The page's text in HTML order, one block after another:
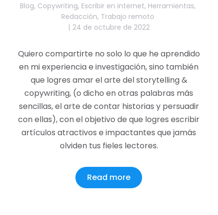
Blog, Copywriting, Escribir en internet, Herramientas,
Redacción, Trabajo remoto
24 de octubre de 2022
Quiero compartirte no solo lo que he aprendido
en mi experiencia e investigación, sino también
que logres amar el arte del storytelling &
copywriting, (o dicho en otras palabras más
sencillas, el arte de contar historias y persuadir
con ellas), con el objetivo de que logres escribir
artículos atractivos e impactantes que jamás
olviden tus fieles lectores.
Read more